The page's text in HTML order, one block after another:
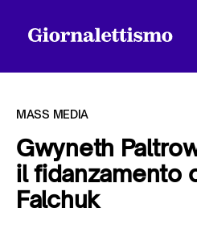
Tutti gli articoli
MASS MEDIA
Gwyneth
il fidanzamento
Falchuk